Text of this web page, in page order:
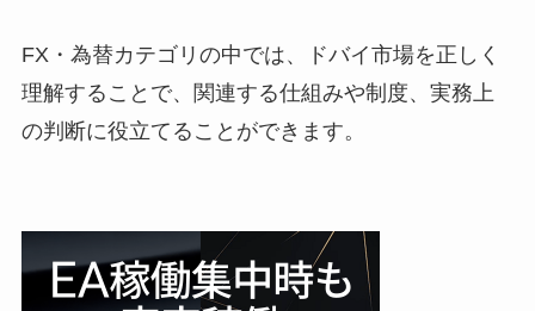
FX・為替カテゴリの中では、ドバイ市場を正しく
理解することで、関連する仕組みや制度、実務上
の判断に役立てることができます。